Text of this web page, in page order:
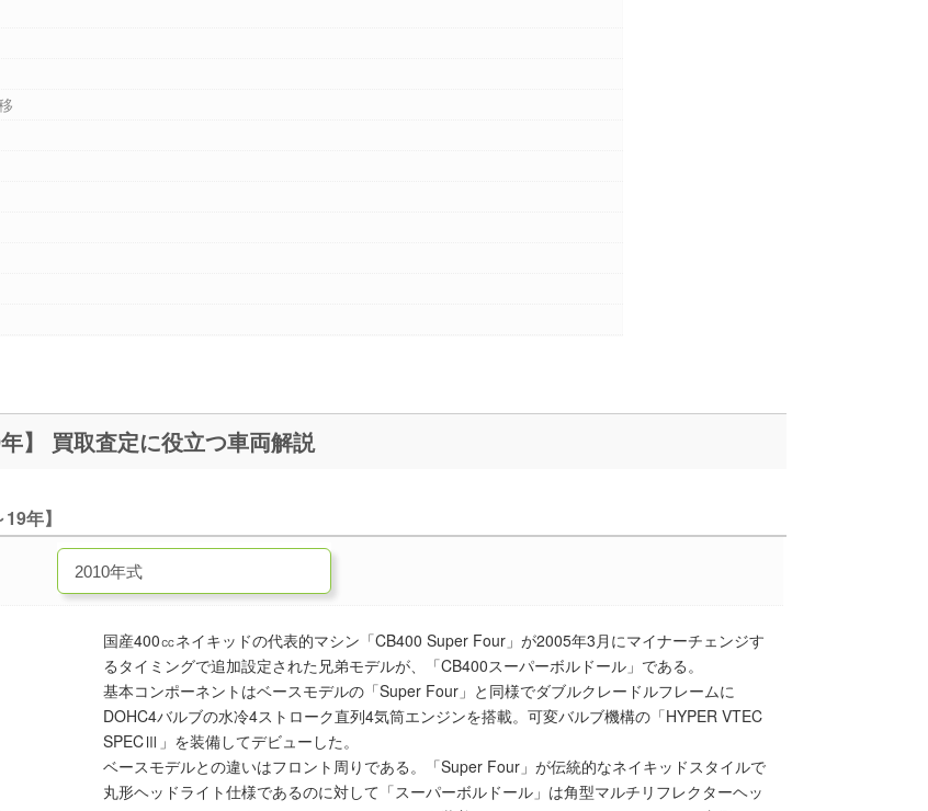
CB400スーパーボルドール【2005～19年】 買取査定に役立つ車両解説
年】
国産400㏄ネイキッドの代表的マシン「CB400 Super Four」が2005年3月にマイナーチェンジす
るタイミングで追加設定された兄弟モデルが、「CB400スーパーボルドール」である。
基本コンポーネントはベースモデルの「Super Four」と同様でダブルクレードルフレームに
DOHC4バルブの水冷4ストローク直列4気筒エンジンを搭載。可変バルブ機構の「HYPER VTEC
SPECⅢ」を装備してデビューした。
ベースモデルとの違いはフロント周りである。「Super Four」が伝統的なネイキッドスタイルで
丸形ヘッドライト仕様であるのに対して「スーパーボルドール」は角型マルチリフレクターヘッ